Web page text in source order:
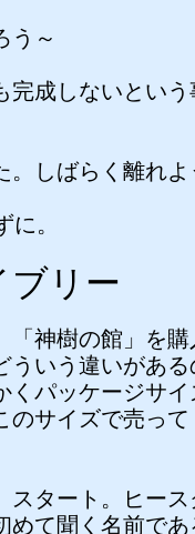
う～
成しないという
。しばらく離れ
に。
リー
「神樹の館」を
ういう違いがあ
くパッケージサ
のサイズで売っ
スタート。ヒー
めて聞く名前で